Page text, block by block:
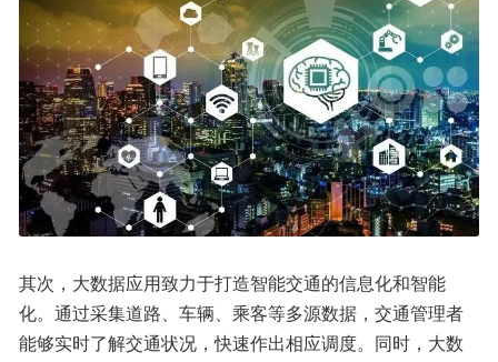
其次，大数据应用致力于打造智能交通的信息化和智能
化。通过采集道路、车辆、乘客等多源数据，交通管理者
能够实时了解交通状况，快速作出相应调度。同时，大数